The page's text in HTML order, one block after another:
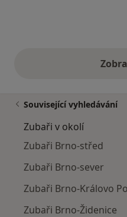
Související vyhledávání
Zubaři v okolí
Zubaři Brno-střed
Zubaři Brno-sever
Zubaři Brno-Královo
Zubaři Brno-Židenice